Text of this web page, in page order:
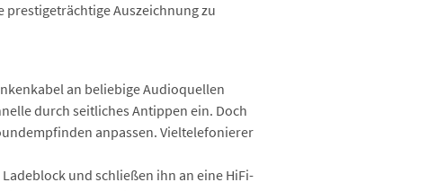
prestigeträchtige Auszeichnung zu
an beliebige Audioquellen
durch seitliches Antippen ein. Doch
anpassen. Vieltelefonierer
und schließen ihn an eine HiFi-